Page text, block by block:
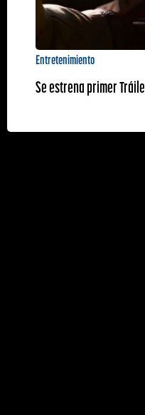
Entretenimiento
Se estrena primer